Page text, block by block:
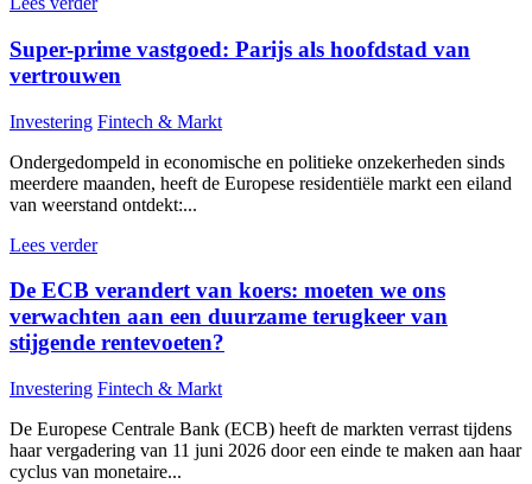
Super-prime vastgoed: Parijs als hoofdstad van
vertrouwen
Investering Fintech & Markt
Ondergedompeld in economische en politieke onzekerheden sinds
meerdere maanden, heeft de Europese residentiële markt een eiland
van weerstand ontdekt:...
Lees verder
De ECB verandert van koers: moeten we ons
verwachten aan een duurzame terugkeer van
stijgende rentevoeten?
Investering Fintech & Markt
De Europese Centrale Bank (ECB) heeft de markten verrast tijdens
haar vergadering van 11 juni 2026 door een einde te maken aan haar
cyclus van monetaire...